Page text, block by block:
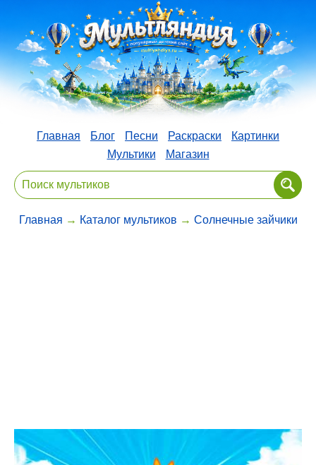
Главная Блог Песни Раскраски
Картинки
Мультики
Магазин
Главная → Каталог мультиков → Солнечные зайчики